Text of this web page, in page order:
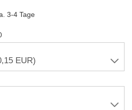
3-4 Tage